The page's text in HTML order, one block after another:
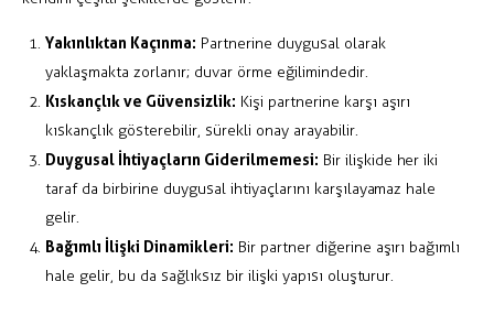
Yakınlıktan Kaçınma: Partnerine duygusal olarak
yaklaşmakta zorlanır; duvar örme eğilimindedir.
Kıskançlık ve Güvensizlik: Kişi partnerine karşı aşırı
kıskançlık gösterebilir, sürekli onay arayabilir.
Duygusal İhtiyaçların Giderilmemesi: Bir ilişkide her iki
taraf da birbirine duygusal ihtiyaçlarını karşılayamaz hale
gelir.
Bağımlı İlişki Dinamikleri: Bir partner diğerine aşırı bağımlı
hale gelir, bu da sağlıksız bir ilişki yapısı oluşturur.